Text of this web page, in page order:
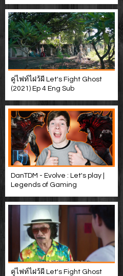
คู่ไฟท์ไฝว้ผี Let's Fight Ghost
(2021) Ep 4 Eng Sub
DanTDM - Evolve : Let's play |
Legends of Gaming
คู่ไฟท์ไฝว้ผี Let's Fight Ghost